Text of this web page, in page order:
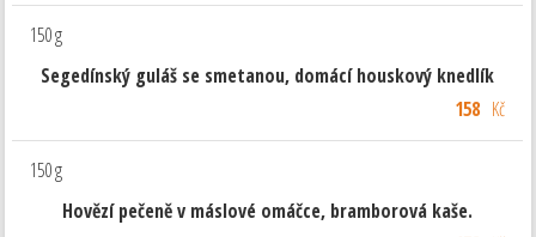
150 g
Segedínský guláš se smetanou, domácí houskový knedlík
158 Kč
150 g
Hovězí pečeně v máslové omáčce, bramborová kaše.